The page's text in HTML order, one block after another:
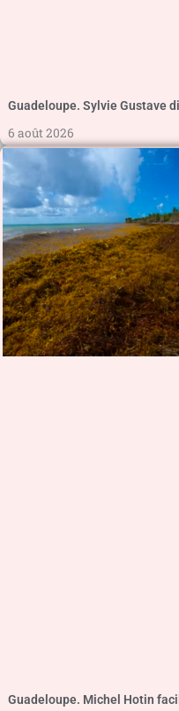
Guadeloupe. Sylvie Gustave
6 août 2026
Guadeloupe. Michel Hotin